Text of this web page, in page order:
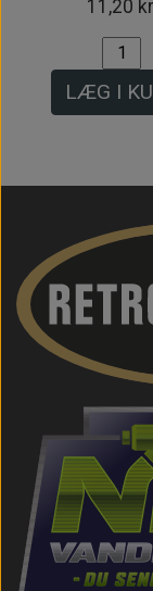
11,20
LÆG I